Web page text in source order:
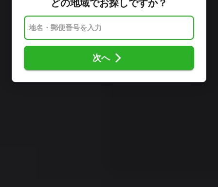
どの地域でお探しですか？
次へ